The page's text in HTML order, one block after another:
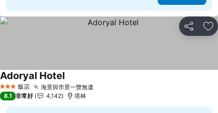
分享 加
3 星級 飯店 海景與市景一覽無遺
Adoryal Hotel查看價格
8.1 非常好 4,142 塔林